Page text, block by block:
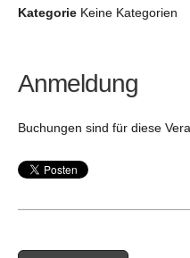
Kategorie Keine Kategorien
Anmeldung
Buchungen sind für diese
Post